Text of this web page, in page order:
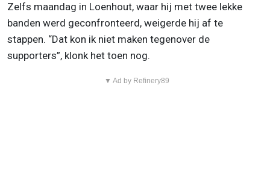
Zelfs maandag in Loenhout, waar hij met twee lekke
banden werd geconfronteerd, weigerde hij af te
stappen. “Dat kon ik niet maken tegenover de
supporters”, klonk het toen nog.
▼ Ad by Refinery89